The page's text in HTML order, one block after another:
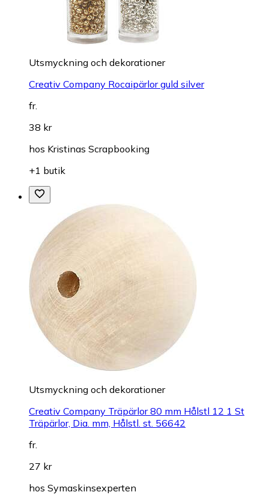
Utsmyckning och dekorationer
Creativ Company Rocaipärlor guld silver
fr.
38 kr
hos Kristinas Scrapbooking
+1 butik
Utsmyckning och dekorationer
Creativ Company Träpärlor 80 mm Hålstl 12 1 St
Träpärlor, Dia. mm, Hålstl. st. 56642
fr.
27 kr
hos Symaskinsexperten